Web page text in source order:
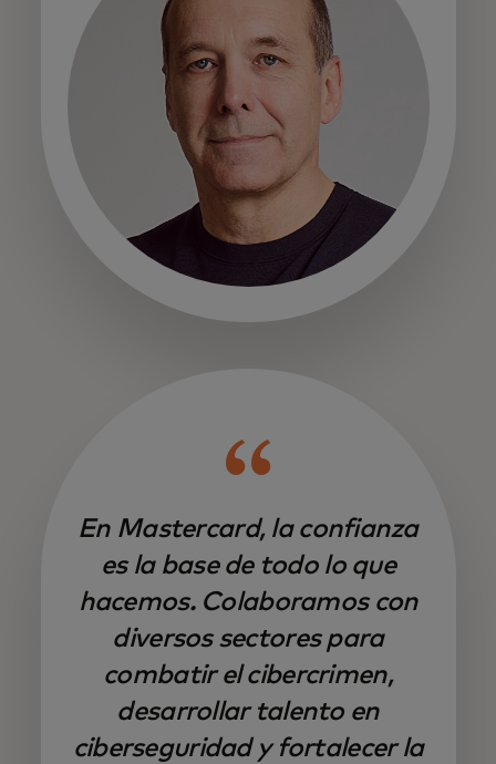
se abre en una pestaña nueva
En Mastercard, la confianza
es la base de todo lo que
hacemos. Colaboramos con
diversos sectores para
combatir el cibercrimen,
desarrollar talento en
ciberseguridad y fortalecer la